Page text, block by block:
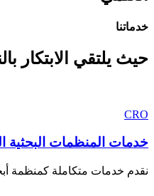
خدماتنا
حيث يلتقي الابتكار
CRO
خدمات المنظمات البحثية
نقدم خدمات متكاملة كمنظمة